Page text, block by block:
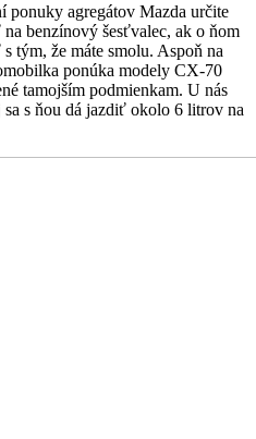
ponuky agregátov Mazda určite
benzínový šesťvalec, ak o ňom
tým, že máte smolu. Aspoň na
ponúka modely CX-70
tamojším podmienkam. U nás
s ňou dá jazdiť okolo 6 litrov na